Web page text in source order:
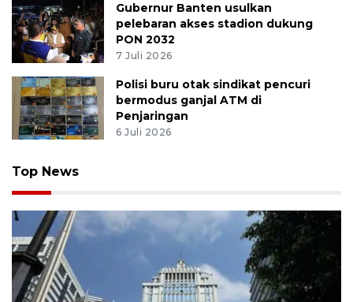
Gubernur Banten usulkan
pelebaran akses stadion dukung
PON 2032
7 Juli 2026
Polisi buru otak sindikat pencuri
bermodus ganjal ATM di
Penjaringan
6 Juli 2026
Top News